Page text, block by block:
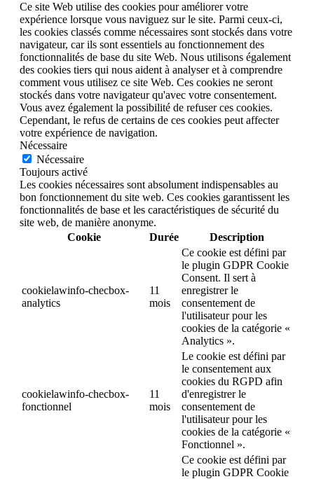
Ce site Web utilise des cookies pour améliorer votre
expérience lorsque vous naviguez sur le site. Parmi ceux-ci,
les cookies classés comme nécessaires sont stockés dans votre
navigateur, car ils sont essentiels au fonctionnement des
fonctionnalités de base du site Web. Nous utilisons également
des cookies tiers qui nous aident à analyser et à comprendre
comment vous utilisez ce site Web. Ces cookies ne seront
stockés dans votre navigateur qu'avec votre consentement.
Vous avez également la possibilité de refuser ces cookies.
Cependant, le refus de certains de ces cookies peut affecter
votre expérience de navigation.
Nécessaire
Nécessaire
Toujours activé
Les cookies nécessaires sont absolument indispensables au
bon fonctionnement du site web. Ces cookies garantissent les
fonctionnalités de base et les caractéristiques de sécurité du
site web, de manière anonyme.
Cookie
Durée Description
cookielawinfo-checbox-
analytics
11
mois
Ce cookie est défini par
le plugin GDPR Cookie
Consent. Il sert à
enregistrer le
consentement de
l'utilisateur pour les
cookies de la catégorie «
Analytics ».
cookielawinfo-checbox-
fonctionnel
11
mois
Le cookie est défini par
le consentement aux
cookies du RGPD afin
d'enregistrer le
consentement de
l'utilisateur pour les
cookies de la catégorie «
Fonctionnel ».
Ce cookie est défini par
le plugin GDPR Cookie